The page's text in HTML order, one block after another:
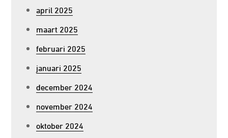
april 2025
maart 2025
februari 2025
januari 2025
december 2024
november 2024
oktober 2024